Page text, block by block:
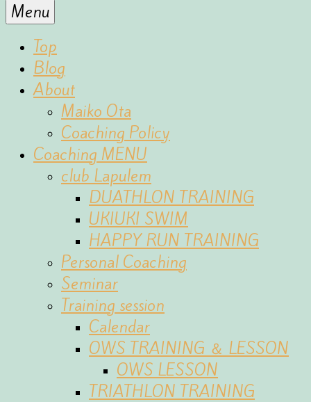
for
the
sports
Menu
Top
Blog
About
Maiko Ota
Coaching Policy
Coaching MENU
club Lapulem
DUATHLON TRAINING
UKIUKI SWIM
HAPPY RUN TRAINING
Personal Coaching
Seminar
Training session
Calendar
OWS TRAINING ＆ LESSON
OWS LESSON
TRIATHLON TRAINING